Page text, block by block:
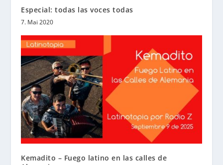
Especial: todas las voces todas
7. Mai 2020
Kemadito – Fuego latino en las calles de